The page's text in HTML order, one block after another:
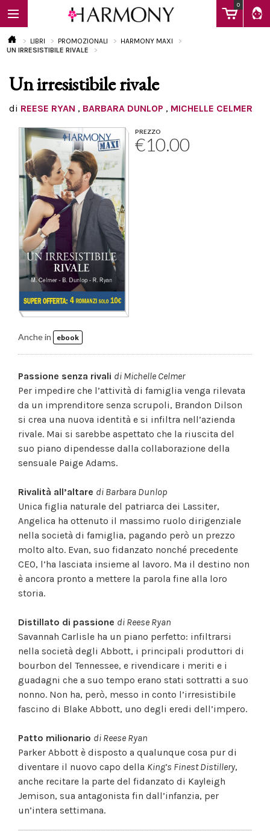
0
EBOOK
Calendario
LIBRI PROMOZIONALI
HARMONY MAXI
UN IRRESISTIBILE RIVALE
Un irresistibile rivale
di REESE RYAN , BARBARA DUNLOP , MICHELLE CELMER
PREZZO
€10.00
Anche in ebook
Passione senza rivali di Michelle Celmer
Per impedire che l’attività di famiglia venga rilevata
da un imprenditore senza scrupoli, Brandon Dilson
si crea una nuova identità e si infiltra nell’azienda
rivale. Mai si sarebbe aspettato che la riuscita del
suo piano dipendesse dalla collaborazione della
sensuale Paige Adams.
Rivalità all’altare di Barbara Dunlop
Unica figlia naturale del patriarca dei Lassiter,
Angelica ha ottenuto il massimo ruolo dirigenziale
nella società di famiglia, pagando però un prezzo
molto alto. Evan, suo fidanzato nonché precedente
CEO, l’ha lasciata insieme al lavoro. Ma il destino non
è ancora pronto a mettere la parola fine alla loro
storia.
Distillato di passione di Reese Ryan
Savannah Carlisle ha un piano perfetto: infiltrarsi
nella società degli Abbott, i principali produttori di
bourbon del Tennessee, e rivendicare i meriti e i
guadagni che a suo tempo erano stati sottratti a suo
nonno. Non ha, però, messo in conto l’irresistibile
fascino di Blake Abbott, uno degli eredi dell’impero.
Patto milionario di Reese Ryan
Parker Abbott è disposto a qualunque cosa pur di
diventare il nuovo capo della King’s Finest Distillery,
anche recitare la parte del fidanzato di Kayleigh
Jemison, sua antagonista fin dall’infanzia, per
un’intera settimana.